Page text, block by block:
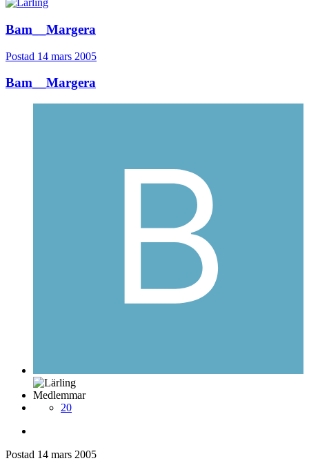
Bam__Margera
Postad 14 mars 2005
Bam__Margera
Medlemmar
20
Postad 14 mars 2005